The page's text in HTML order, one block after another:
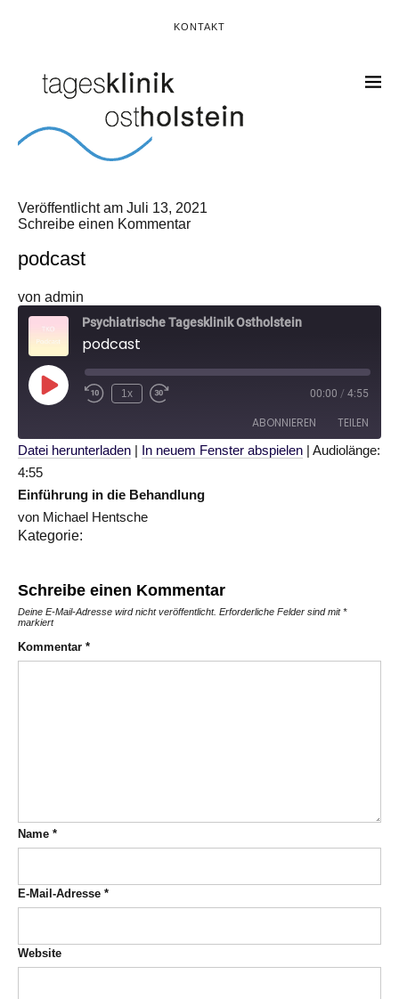
KONTAKT
Veröffentlicht am Juli 13, 2021
Schreibe einen Kommentar
podcast
von admin
Psychiatrische Tagesklinik Ostholstein
podcast
Play
Episode
1x 00:00 / 4:55
ABONNIEREN TEILEN
RSS FEED
TEILEN
LINK
Datei herunterladen | In neuem Fenster abspielen | Audiolänge:
4:55
Einführung in die Behandlung
von Michael Hentsche
Kategorie:
Schreibe einen Kommentar
Deine E-Mail-Adresse wird nicht veröffentlicht. Erforderliche Felder sind mit*
markiert
Kommentar *
Name *
E-Mail-Adresse *
Website